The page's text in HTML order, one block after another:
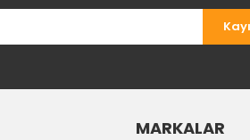
MARKALAR